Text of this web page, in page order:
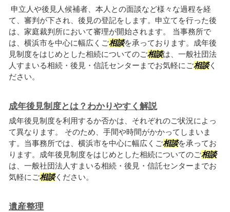
申立人や後見人候補者、本人との面談など様々な過程を経
て、審判が下され、後見の登記をします。申立てを行った後
は、家庭裁判所において審理が開始されます。 当事務所で
は、横浜市を中心に幅広くご相談を承っております。成年後
見制度をはじめとした相続についてのご相談は、一般社団法
人すまいる相続・後見・信託センターまでお気軽にご相談く
ださい。
成年後見制度とは？わかりやすく解説
成年後見制度を利用するか否かは、それぞれのご状況によっ
て異なります。 そのため、手間や時間がかかってしまいま
す。当事務所では、横浜市を中心に幅広くご相談を承ってお
ります。成年後見制度をはじめとした相続についてのご相談
は、一般社団法人すまいる相続・後見・信託センターまでお
気軽にご相談ください。
遺産整理